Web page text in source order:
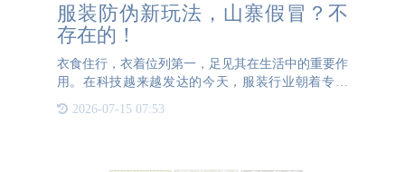
服装防伪新玩法，山寨假冒？不
存在的！
衣食住行，衣着位列第一，足见其在生活中的重要作
用。在科技越来越发达的今天，服装行业朝着专业
链上的各个环节也逐渐地细节化。据国家统计局数
2026-07-15 07:53